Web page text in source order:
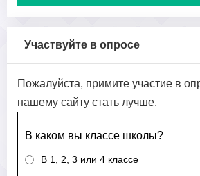
Участвуйте в опросе
Пожалуйста, примите участие в
нашему сайту стать лучше.
В каком вы классе школы?
В 1, 2, 3 или 4 классе